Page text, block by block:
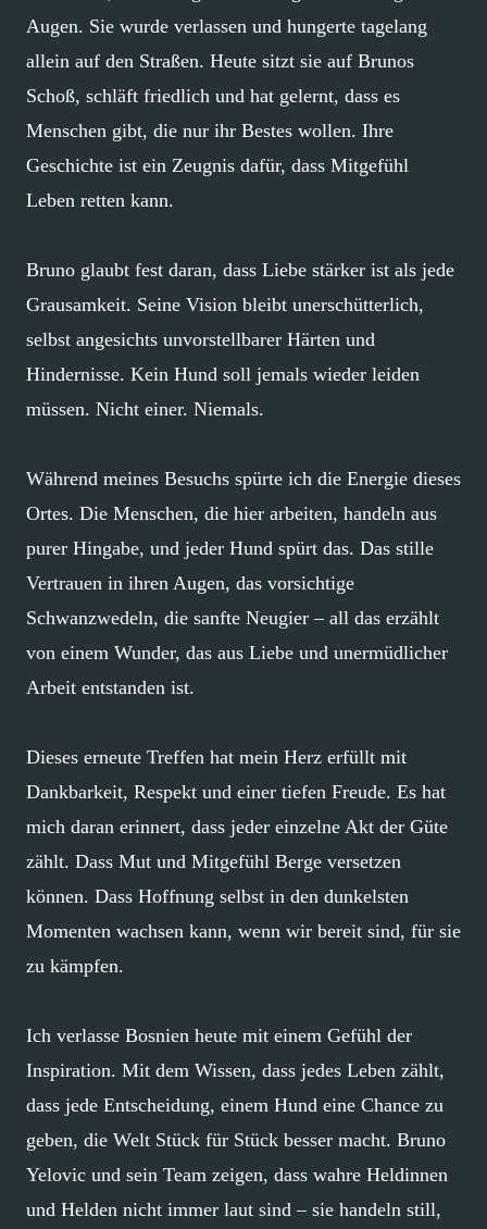
Augen. Sie wurde verlassen und hungerte tagelang
allein auf den Straßen. Heute sitzt sie auf Brunos
Schoß, schläft friedlich und hat gelernt, dass es
Menschen gibt, die nur ihr Bestes wollen. Ihre
Geschichte ist ein Zeugnis dafür, dass Mitgefühl
Leben retten kann.
Bruno glaubt fest daran, dass Liebe stärker ist als jede
Grausamkeit. Seine Vision bleibt unerschütterlich,
selbst angesichts unvorstellbarer Härten und
Hindernisse. Kein Hund soll jemals wieder leiden
müssen. Nicht einer. Niemals.
Während meines Besuchs spürte ich die Energie dieses
Ortes. Die Menschen, die hier arbeiten, handeln aus
purer Hingabe, und jeder Hund spürt das. Das stille
Vertrauen in ihren Augen, das vorsichtige
Schwanzwedeln, die sanfte Neugier – all das erzählt
von einem Wunder, das aus Liebe und unermüdlicher
Arbeit entstanden ist.
Dieses erneute Treffen hat mein Herz erfüllt mit
Dankbarkeit, Respekt und einer tiefen Freude. Es hat
mich daran erinnert, dass jeder einzelne Akt der Güte
zählt. Dass Mut und Mitgefühl Berge versetzen
können. Dass Hoffnung selbst in den dunkelsten
Momenten wachsen kann, wenn wir bereit sind, für sie
zu kämpfen.
Ich verlasse Bosnien heute mit einem Gefühl der
Inspiration. Mit dem Wissen, dass jedes Leben zählt,
dass jede Entscheidung, einem Hund eine Chance zu
geben, die Welt Stück für Stück besser macht. Bruno
Yelovic und sein Team zeigen, dass wahre Heldinnen
und Helden nicht immer laut sind – sie handeln still,